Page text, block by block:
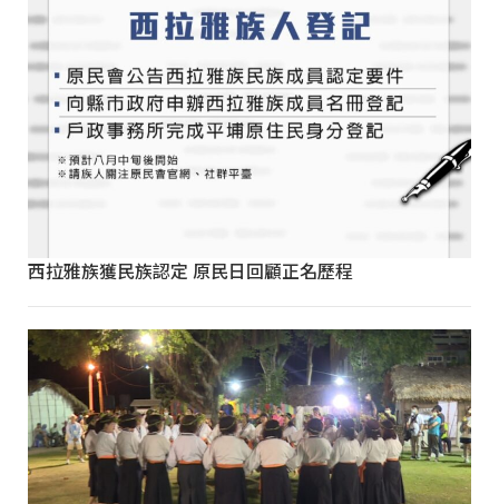
西拉雅族獲民族認定 原民日回顧正名歷程